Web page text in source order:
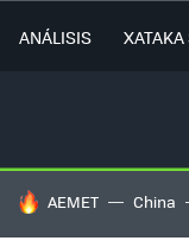
ANÁLISIS XATAKA
HOY SE HABLA DE
AEMET China